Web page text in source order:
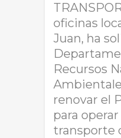
oficinas
Juan, ha
Recursos
renovar el
para
transporte